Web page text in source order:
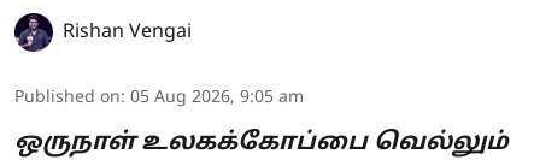
Rishan Vengai
Published on: 05 Aug 2026, 9:05 am
ஒருநாள் உலகக்கோப்பை வெல்லும்